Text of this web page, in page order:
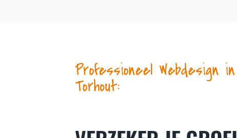
Professioneel Webdesign in
Torhout: